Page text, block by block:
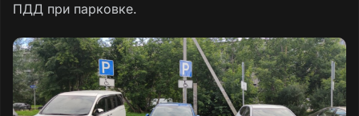
ПДД при парковке.